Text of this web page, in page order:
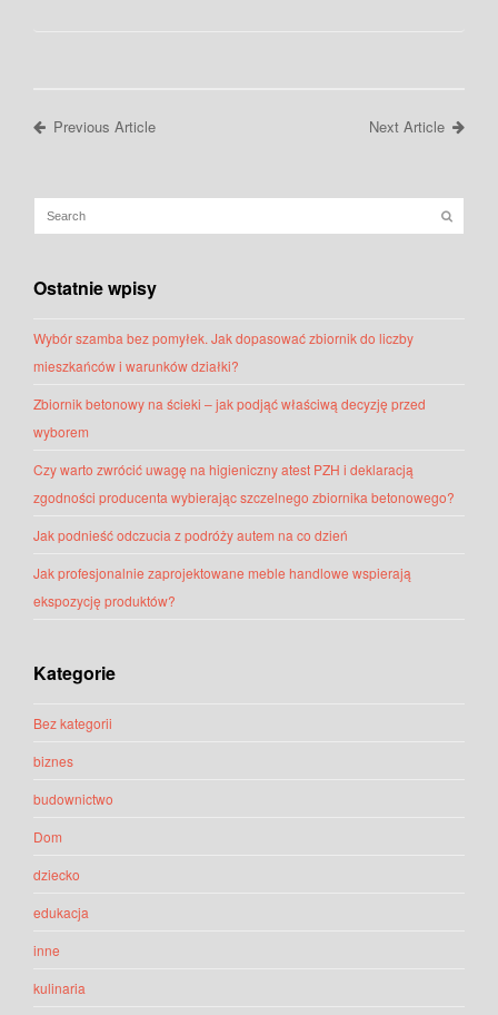
Previous Article Next Article
Ostatnie wpisy
Wybór szamba bez pomyłek. Jak dopasować zbiornik do liczby
mieszkańców i warunków działki?
Zbiornik betonowy na ścieki – jak podjąć właściwą decyzję przed
wyborem
Czy warto zwrócić uwagę na higieniczny atest PZH i deklaracją
zgodności producenta wybierając szczelnego zbiornika betonowego?
Jak podnieść odczucia z podróży autem na co dzień
Jak profesjonalnie zaprojektowane meble handlowe wspierają
ekspozycję produktów?
Kategorie
Bez kategorii
biznes
budownictwo
Dom
dziecko
edukacja
inne
kulinaria